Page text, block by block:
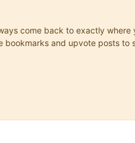
come back to exactly where
bookmarks and upvote posts to